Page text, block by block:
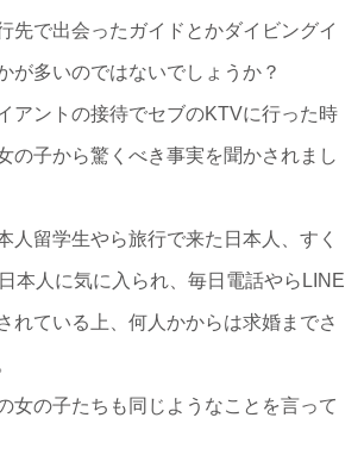
先で出会ったガイドとかダイビングイ
が多いのではないでしょうか？
アントの接待でセブのKTVに行った時
の子から驚くべき事実を聞かされまし
人留学生やら旅行で来た日本人、すく
本人に気に入られ、毎日電話やらLINE
れている上、何人かからは求婚までさ
女の子たちも同じようなことを言って